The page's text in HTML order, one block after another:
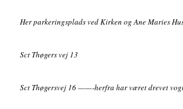
Her parkeringsplads ved Kirken og Ane Maries
Sct Thøgers vej 13
Sct Thøgersvej 16 ——-herfra har været drevet